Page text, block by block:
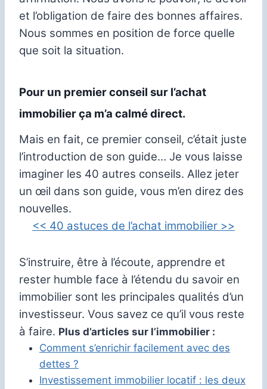
et l’obligation de faire des bonnes affaires.
Nous sommes en position de force quelle
que soit la situation.
Pour un premier conseil sur l’achat
immobilier ça m’a calmé direct.
Mais en fait, ce premier conseil, c’était juste
l’introduction de son guide… Je vous laisse
imaginer les 40 autres conseils. Allez jeter
un œil dans son guide, vous m’en direz des
nouvelles.
<< 40 astuces de l’achat immobilier >>
S’instruire, être à l’écoute, apprendre et
rester humble face à l’étendu du savoir en
immobilier sont les principales qualités d’un
investisseur. Vous savez ce qu’il vous reste
à faire. Plus d’articles sur l’immobilier :
Comment s’enrichir facilement avec des
dettes ?
Investissement immobilier locatif : les deux